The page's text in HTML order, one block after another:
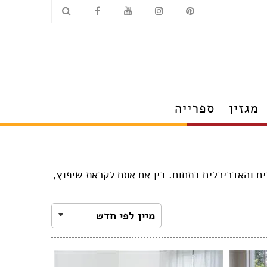
מגזין
על עיצוב ומה שחשוב
תערוכות, חידושים ואירועים
ראיונות אישיים עם מובילי תחום
כשעיצוב וטבע נפגשים
ספרייה
החדרי ילדים של מיטב המעצבים והאדריכלים בתחום. בין אם אתם לקראת שיפוץ,
מיין לפי חדש